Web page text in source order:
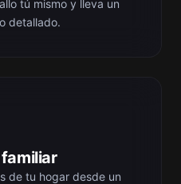
tú mismo y lleva un
detallado.
de tu hogar desde un